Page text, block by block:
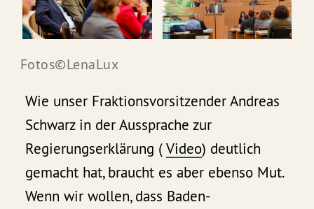
Fotos©LenaLux
Wie unser Fraktionsvorsitzender Andreas
Schwarz in der Aussprache zur
Regierungserklärung (Video) deutlich
gemacht hat, braucht es aber ebenso Mut.
Wenn wir wollen, dass Baden-